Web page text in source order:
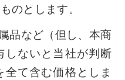
のとします。
品など（但し、本商
しないと当社が判断
て含む価格としま